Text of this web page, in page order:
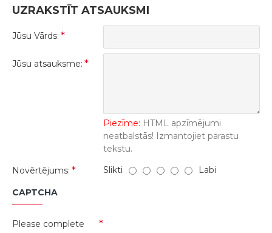
UZRAKSTĪT ATSAUKSMI
Jūsu Vārds:
Jūsu atsauksme:
Piezīme: HTML apzīmējumi
neatbalstās! Izmantojiet parastu
tekstu.
Novērtējums:
Slikti Labi
CAPTCHA
Please complete